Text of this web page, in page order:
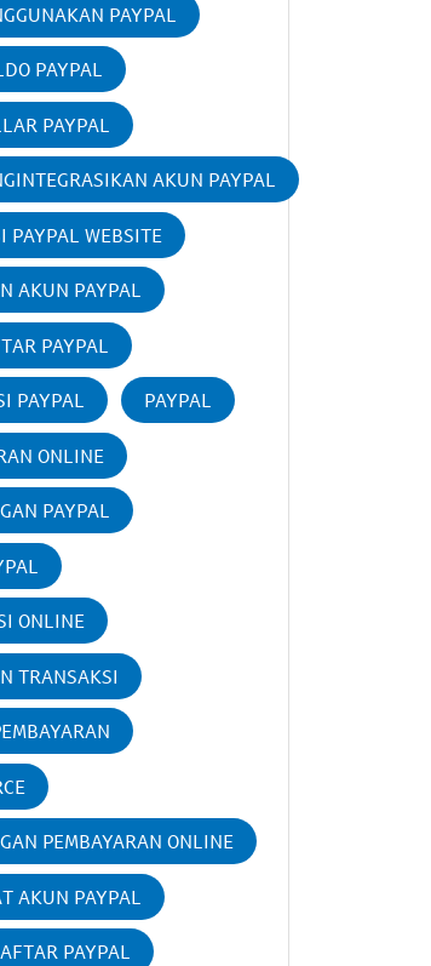
PAYPAL
PAYPAL
PAYPAL
AKUN PAYPAL
PAYPAL WEBSITE
AKUN PAYPAL
PAYPAL
PAYPAL PAYPAL
ONLINE
PAYPAL
ONLINE
TRANSAKSI
PEMBAYARAN ONLINE
AKUN PAYPAL
PAYPAL